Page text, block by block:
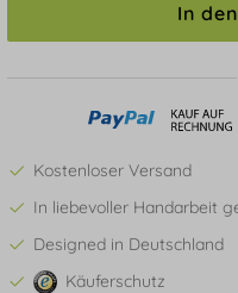
In
Kostenloser Versand
In liebevoller Handarbeit
Designed in Deutschland
Käuferschutz